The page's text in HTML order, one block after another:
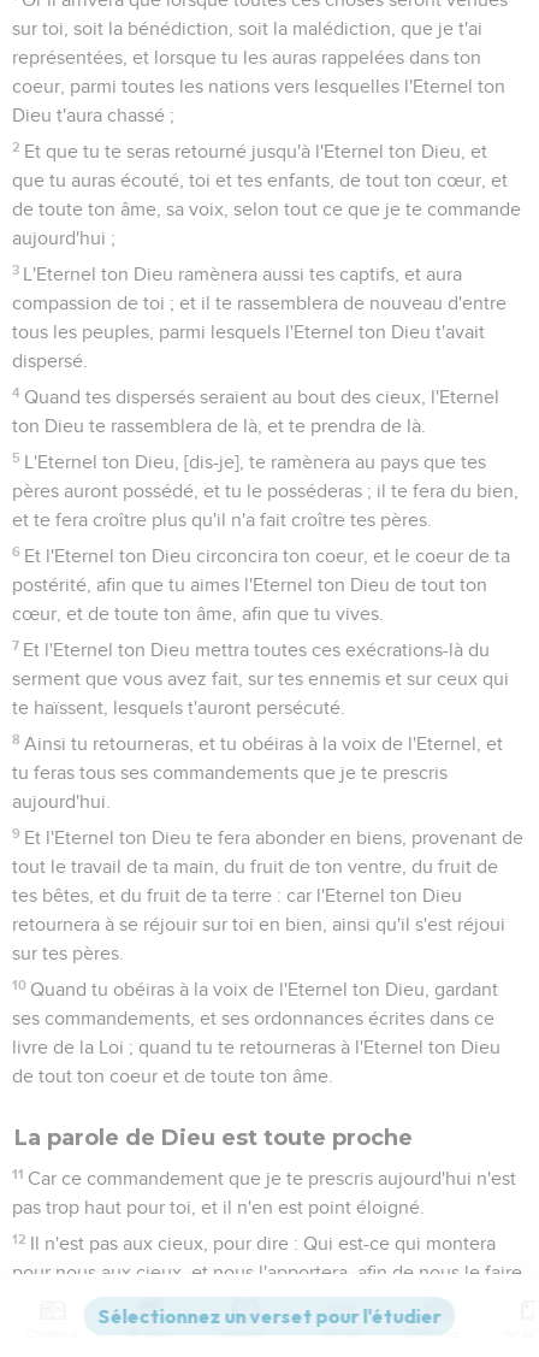
sur toi, soit la bénédiction, soit la malédiction, que je t'ai
représentées, et lorsque tu les auras rappelées dans ton
coeur, parmi toutes les nations vers lesquelles l'Eternel ton
Dieu t'aura chassé ;
2 Et que tu te seras retourné jusqu'à l'Eternel ton Dieu, et
que tu auras écouté, toi et tes enfants, de tout ton cœur, et
de toute ton âme, sa voix, selon tout ce que je te commande
aujourd'hui ;
3 L'Eternel ton Dieu ramènera aussi tes captifs, et aura
compassion de toi ; et il te rassemblera de nouveau d'entre
tous les peuples, parmi lesquels l'Eternel ton Dieu t'avait
dispersé.
4 Quand tes dispersés seraient au bout des cieux, l'Eternel
ton Dieu te rassemblera de là, et te prendra de là.
5 L'Eternel ton Dieu, [dis-je], te ramènera au pays que tes
pères auront possédé, et tu le posséderas ; il te fera du bien,
et te fera croître plus qu'il n'a fait croître tes pères.
6 Et l'Eternel ton Dieu circoncira ton coeur, et le coeur de ta
postérité, afin que tu aimes l'Eternel ton Dieu de tout ton
cœur, et de toute ton âme, afin que tu vives.
7 Et l'Eternel ton Dieu mettra toutes ces exécrations-là du
serment que vous avez fait, sur tes ennemis et sur ceux qui
te haïssent, lesquels t'auront persécuté.
8 Ainsi tu retourneras, et tu obéiras à la voix de l'Eternel, et
tu feras tous ses commandements que je te prescris
aujourd'hui.
9 Et l'Eternel ton Dieu te fera abonder en biens, provenant de
tout le travail de ta main, du fruit de ton ventre, du fruit de
tes bêtes, et du fruit de ta terre : car l'Eternel ton Dieu
retournera à se réjouir sur toi en bien, ainsi qu'il s'est réjoui
sur tes pères.
10 Quand tu obéiras à la voix de l'Eternel ton Dieu, gardant
ses commandements, et ses ordonnances écrites dans ce
livre de la Loi ; quand tu te retourneras à l'Eternel ton Dieu
de tout ton coeur et de toute ton âme.
La parole de Dieu est toute proche
11 Car ce commandement que je te prescris aujourd'hui n'est
pas trop haut pour toi, et il n'en est point éloigné.
12 Il n'est pas aux cieux, pour dire : Qui est-ce qui montera
pour nous aux cieux, et nous l'apportera, afin de nous le faire
entendre, et que nous le fassions ?
Il n'est point aussi au delà de la mer pour dire : Qui est-ce
Versions Commentaires Strong